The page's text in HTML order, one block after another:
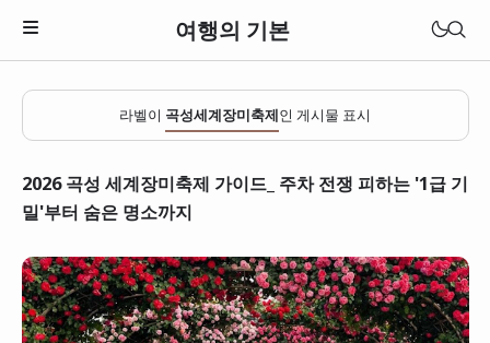
여행의 기본
라벨이 곡성세계장미축제인 게시물 표시
2026 곡성 세계장미축제 가이드_ 주차 전쟁 피하는 '1급 기
밀'부터 숨은 명소까지